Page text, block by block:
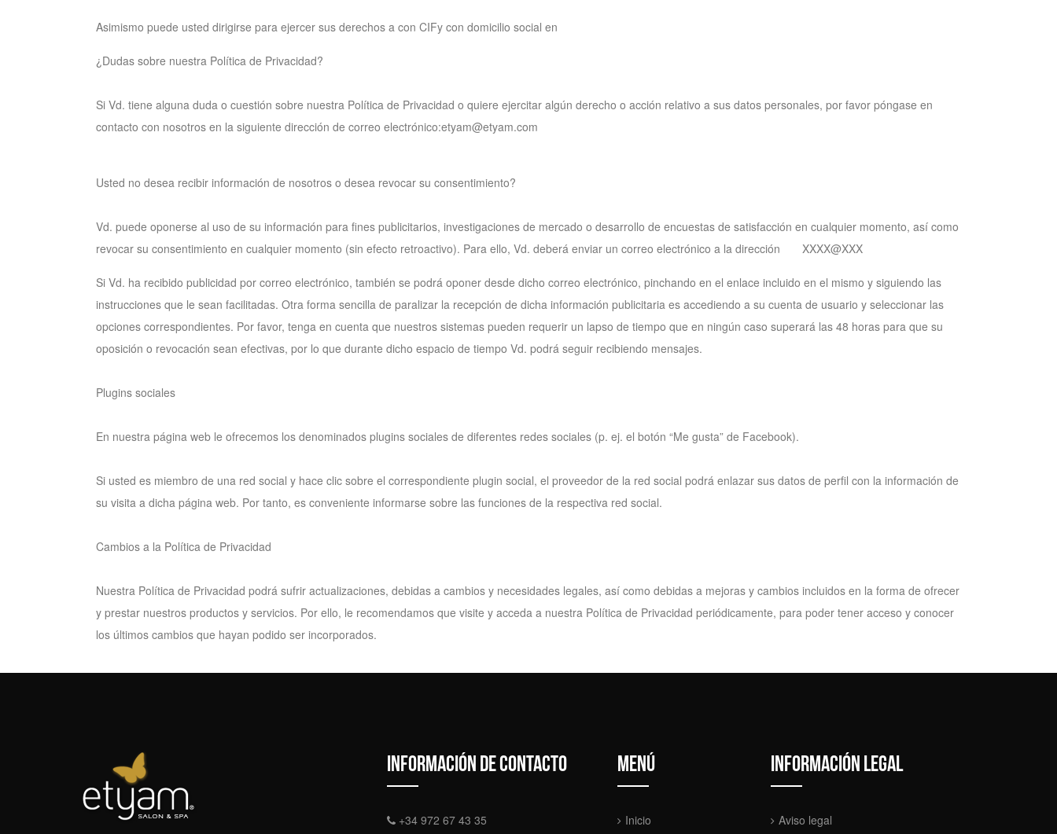
Asimismo puede usted dirigirse para ejercer sus derechos a con CIFy con domicilio social en
¿Dudas sobre nuestra Política de Privacidad?
Si Vd. tiene alguna duda o cuestión sobre nuestra Política de Privacidad o quiere ejercitar algún derecho o acción relativo a sus datos personales, por favor póngase en
contacto con nosotros en la siguiente dirección de correo electrónico:etyam@etyam.com
Usted no desea recibir información de nosotros o desea revocar su consentimiento?
Vd. puede oponerse al uso de su información para fines publicitarios, investigaciones de mercado o desarrollo de encuestas de satisfacción en cualquier momento, así como
revocar su consentimiento en cualquier momento (sin efecto retroactivo). Para ello, Vd. deberá enviar un correo electrónico a la dirección XXXX@XXX
Si Vd. ha recibido publicidad por correo electrónico, también se podrá oponer desde dicho correo electrónico, pinchando en el enlace incluido en el mismo y siguiendo las
instrucciones que le sean facilitadas. Otra forma sencilla de paralizar la recepción de dicha información publicitaria es accediendo a su cuenta de usuario y seleccionar las
opciones correspondientes. Por favor, tenga en cuenta que nuestros sistemas pueden requerir un lapso de tiempo que en ningún caso superará las 48 horas para que su
oposición o revocación sean efectivas, por lo que durante dicho espacio de tiempo Vd. podrá seguir recibiendo mensajes.
Plugins sociales
En nuestra página web le ofrecemos los denominados plugins sociales de diferentes redes sociales (p. ej. el botón “Me gusta” de Facebook).
Si usted es miembro de una red social y hace clic sobre el correspondiente plugin social, el proveedor de la red social podrá enlazar sus datos de perfil con la información de
su visita a dicha página web. Por tanto, es conveniente informarse sobre las funciones de la respectiva red social.
Cambios a la Política de Privacidad
Nuestra Política de Privacidad podrá sufrir actualizaciones, debidas a cambios y necesidades legales, así como debidas a mejoras y cambios incluidos en la forma de ofrecer
y prestar nuestros productos y servicios. Por ello, le recomendamos que visite y acceda a nuestra Política de Privacidad periódicamente, para poder tener acceso y conocer
los últimos cambios que hayan podido ser incorporados.
Información de contacto
+34 972 67 43 35
Menú
Inicio
Información legal
Aviso legal